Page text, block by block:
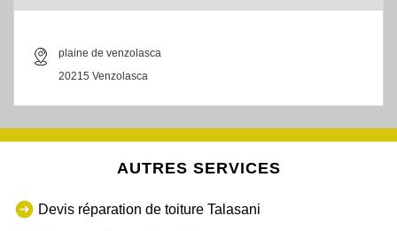
plaine de venzolasca
20215 Venzolasca
AUTRES SERVICES
Devis réparation de toiture Talasani